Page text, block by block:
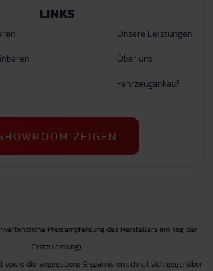
LINKS
Unsere Leistungen
Über uns
Fahrzeugankauf
ZEIGEN
Preisempfehlung des Herstellers am Tag der
Erstzulassung).
sowie die angegebene Ersparnis errechnet sich gegenüber